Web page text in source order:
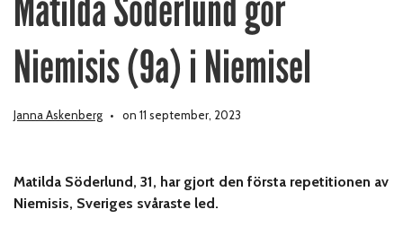
Niemisis (9a) i Niemisel
Janna Askenberg on 11 september, 2023
Matilda Söderlund, 31, har gjort den första repetitionen av
Niemisis, Sveriges svåraste led.